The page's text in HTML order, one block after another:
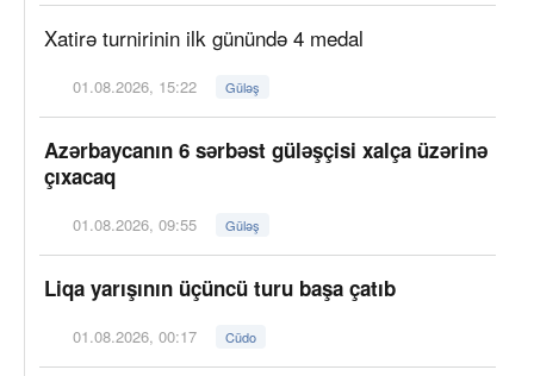
Xatirə turnirinin ilk günündə 4 medal
01.08.2026, 15:22 Güləş
Azərbaycanın 6 sərbəst güləşçisi xalça üzərinə
çıxacaq
01.08.2026, 09:55 Güləş
Liqa yarışının üçüncü turu başa çatıb
01.08.2026, 00:17 Cüdo